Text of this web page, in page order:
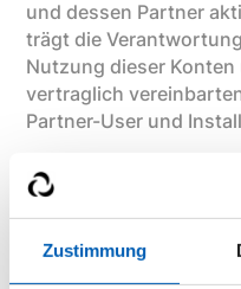
Zustimmung
und dessen Partner
trägt die
Nutzung dieser
vertraglich
Partner-User und
Die Lizenzen für
User werden als Seat-
entspricht jeweils
epilot Cloud und ist